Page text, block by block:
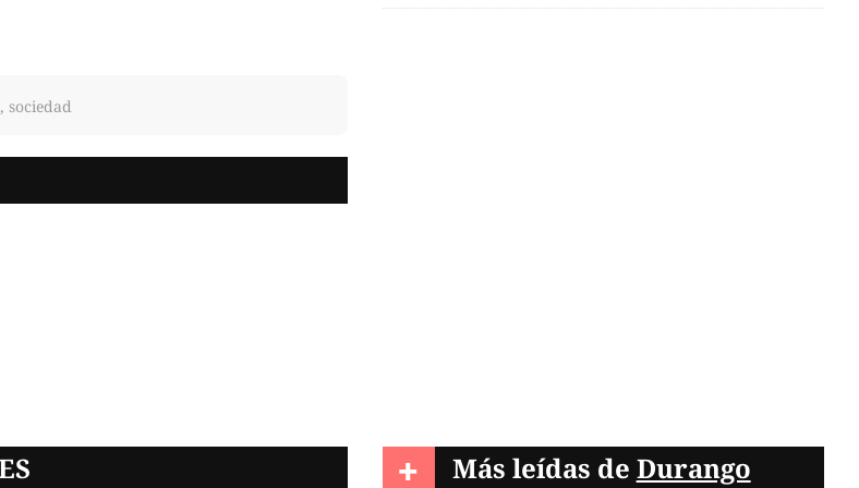
sociedad
+ Más leídas de Durango